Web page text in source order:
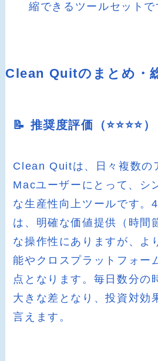
縮できるツールセットで
Clean Quitのまとめ・
📝 推奨度評価（⭐️⭐️⭐️⭐️）
Clean Quitは、日々複数の
Macユーザーにとって、シ
な生産性向上ツールです。
は、明確な価値提供（時間
な操作性にありますが、よ
能やクロスプラットフォー
点となります。毎日数分の
大きな差となり、投資対効
言えます。